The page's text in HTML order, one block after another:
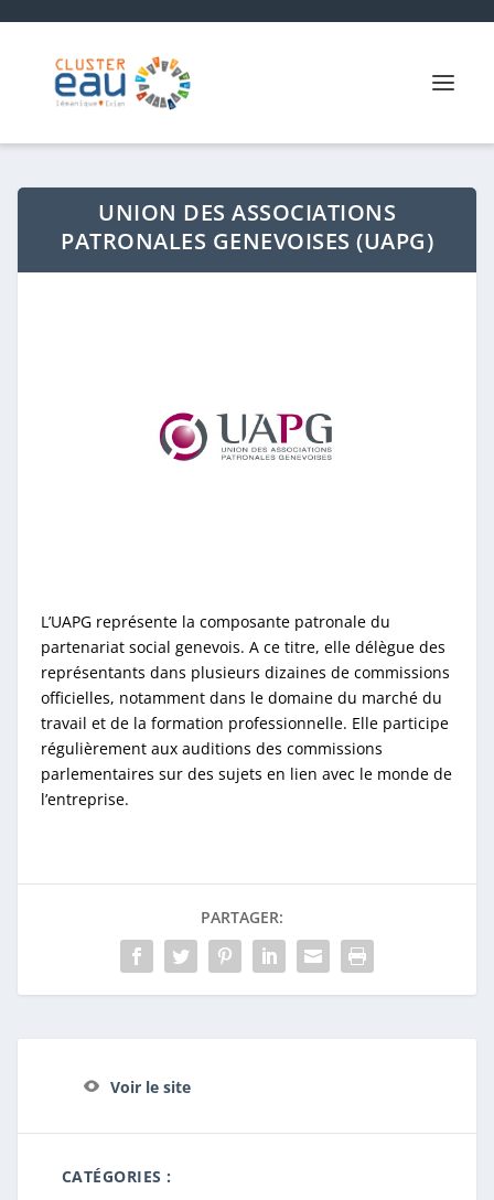
UNION DES ASSOCIATIONS
PATRONALES GENEVOISES (UAPG)
L’UAPG représente la composante patronale du
partenariat social genevois. A ce titre, elle délègue des
représentants dans plusieurs dizaines de commissions
officielles, notamment dans le domaine du marché du
travail et de la formation professionnelle. Elle participe
régulièrement aux auditions des commissions
parlementaires sur des sujets en lien avec le monde de
l’entreprise.
PARTAGER:
Voir le site
CATÉGORIES :